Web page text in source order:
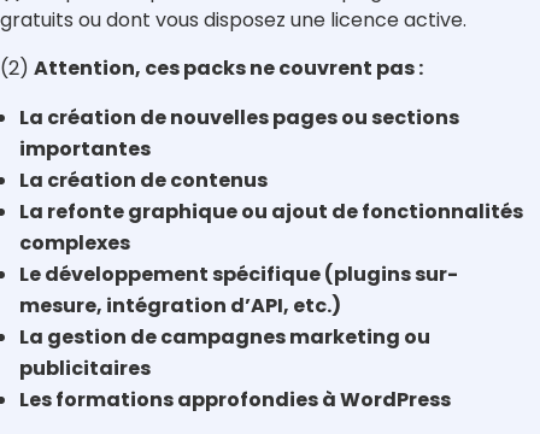
gratuits ou dont vous disposez une licence active.
(2) Attention, ces packs ne couvrent pas :
La création de nouvelles pages ou sections
importantes
La création de contenus
La refonte graphique ou ajout de fonctionnalités
complexes
Le développement spécifique (plugins sur-
mesure, intégration d’API, etc.)
La gestion de campagnes marketing ou
publicitaires
Les formations approfondies à WordPress